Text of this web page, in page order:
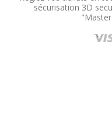
sécurisation 3D